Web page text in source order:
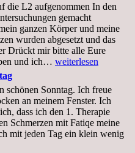
die L2 aufgenommen In den
gemacht
ganzen Körper und meine
wurden abgesetzt und das
Drückt mir bitte alle Eure
und ich… Mittwoch.
Krankenhaus
stationär
weiterlesen
schönen Sonntag. Ich freue
an meinem Fenster. Ich
dass ich den 1. Therapie
Schmerzen mit Fatiqe meine
mit jeden Tag ein klein wenig